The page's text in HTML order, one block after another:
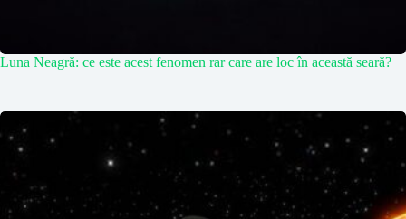
Luna Neagră: ce este acest fenomen rar care are loc în această seară?